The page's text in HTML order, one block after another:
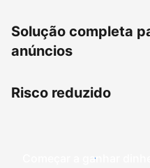
Solução completa
anúncios
Risco reduzido
Começar a ganhar